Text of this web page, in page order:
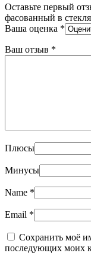
Оставьте первый
фасованный в
Ваша оценка *
Ваш отзыв *
Плюсы
Минусы
Name *
Email *
Сохранить моё
последующих моих